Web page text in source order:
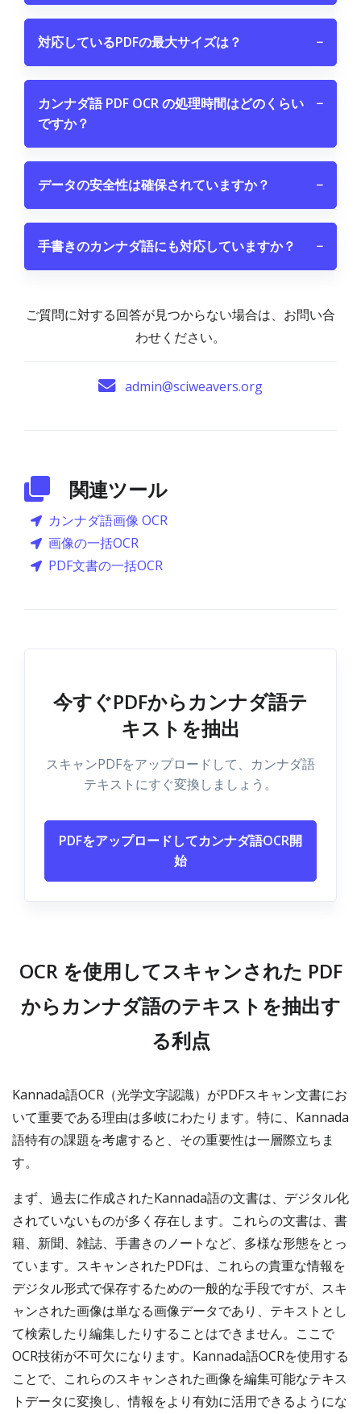
対応しているPDFの最大サイズは？ −
カンナダ語 PDF OCR の処理時間はどのくらい
ですか？
−
データの安全性は確保されていますか？ −
手書きのカンナダ語にも対応していますか？ −
ご質問に対する回答が見つからない場合は、お問い合
わせください。
admin@sciweavers.org
関連ツール
カンナダ語画像 OCR
画像の一括OCR
PDF文書の一括OCR
今すぐPDFからカンナダ語テ
キストを抽出
スキャンPDFをアップロードして、カンナダ語
テキストにすぐ変換しましょう。
PDFをアップロードしてカンナダ語OCR開
始
OCR を使用してスキャンされた PDF
からカンナダ語のテキストを抽出す
る利点
Kannada語OCR（光学文字認識）がPDFスキャン文書にお
いて重要である理由は多岐にわたります。特に、Kannada
語特有の課題を考慮すると、その重要性は一層際立ちま
す。
まず、過去に作成されたKannada語の文書は、デジタル化
されていないものが多く存在します。これらの文書は、書
籍、新聞、雑誌、手書きのノートなど、多様な形態をとっ
ています。スキャンされたPDFは、これらの貴重な情報を
デジタル形式で保存するための一般的な手段ですが、スキ
ャンされた画像は単なる画像データであり、テキストとし
て検索したり編集したりすることはできません。ここで
OCR技術が不可欠になります。Kannada語OCRを使用する
ことで、これらのスキャンされた画像を編集可能なテキス
トデータに変換し、情報をより有効に活用できるようにな